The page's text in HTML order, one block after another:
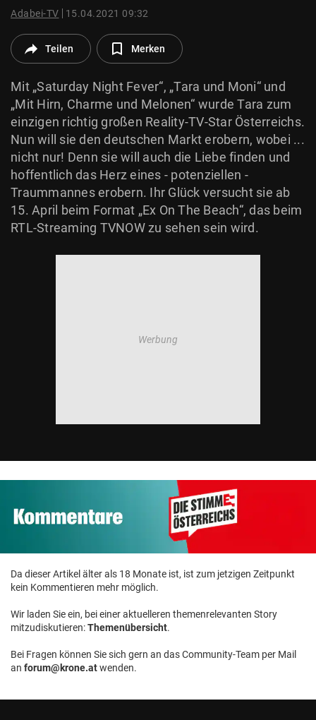
© Krone Multimedia GmbH & Co KG 2026
Adabei-TV 15.04.2021 09:32
Teilen Merken
Mit „Saturday Night Fever“, „Tara und Moni“ und
„Mit Hirn, Charme und Melonen“ wurde Tara zum
einzigen richtig großen Reality-TV-Star Österreichs.
Nun will sie den deutschen Markt erobern, wobei ...
nicht nur! Denn sie will auch die Liebe finden und
hoffentlich das Herz eines - potenziellen -
Traummannes erobern. Ihr Glück versucht sie ab
15. April beim Format „Ex On The Beach“, das beim
RTL-Streaming TVNOW zu sehen sein wird.
Da dieser Artikel älter als 18 Monate ist, ist zum jetzigen Zeitpunkt
kein Kommentieren mehr möglich.
Wir laden Sie ein, bei einer aktuelleren themenrelevanten Story
mitzudiskutieren:Themenübersicht.
Bei Fragen können Sie sich gern an das Community-Team per Mail
an forum@krone.atwenden.